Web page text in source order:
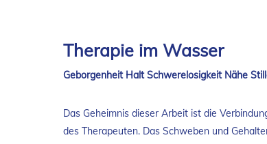
Therapie im Wasser
Geborgenheit Halt Schwerelosigkeit Nähe
Das Geheimnis dieser Arbeit ist die
des Therapeuten. Das Schweben und